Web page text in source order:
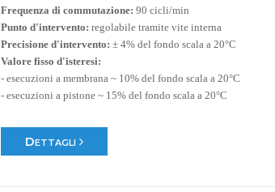
Frequenza di commutazione: 90 cicli/min
Punto d'intervento: regolabile tramite vite interna
Precisione d'intervento: ± 4% del fondo scala a 20°C
Valore fisso d'isteresi:
- esecuzioni a membrana ~ 10% del fondo scala a 20°C
- esecuzioni a pistone ~ 15% del fondo scala a 20°C
Dettagli